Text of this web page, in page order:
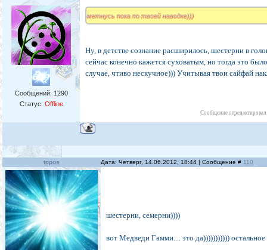
Сообщений: 1290
Статус: Offline
метнусь пока по твоей наводке)))
Ну, в детстве сознание расширилось, шестерни в
сейчас конечно кажется суховатым, но тогда это
случае, чтиво нескучное))) Учитывая твои сайфай
Сообщение отредактировал
topos Дата: Четверг, 14.06.2012, 18:44 | Сообщение # 110
шестерни, семерни))))
вот Медведи Гамми.... это да)))))))))))